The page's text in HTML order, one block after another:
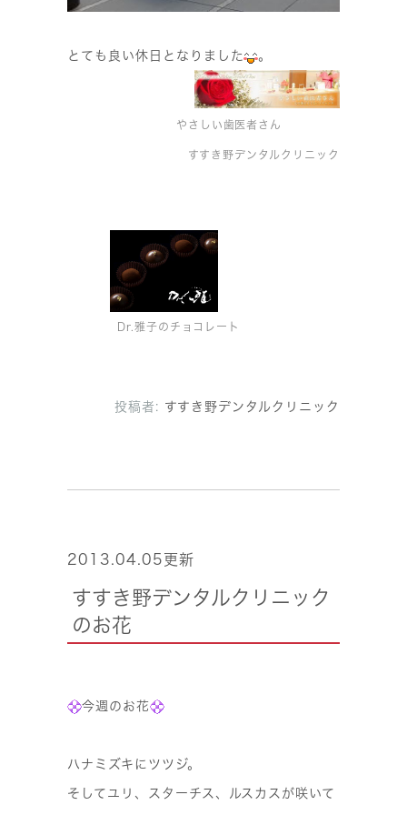
とても良い休日となりました 。
やさしい歯医者さん
すすき野デンタルクリニック
Dr.雅子のチョコレート
投稿者: すすき野デンタルクリニック
2013.04.05更新
すすき野デンタルクリニック
のお花
今週のお花
ハナミズキにツツジ。
そしてユリ、スターチス、ルスカスが咲いて